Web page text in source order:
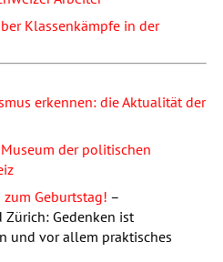
Klassenkämpfe in der
erkennen: die Aktualität der
der politischen
Geburtstag! –
Zürich: Gedenken ist
und vor allem praktisches